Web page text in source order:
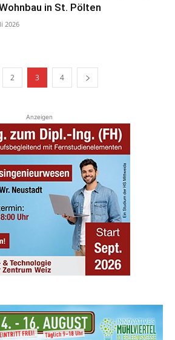
in St. Pölten
2026
2 3 4
Anzeigen